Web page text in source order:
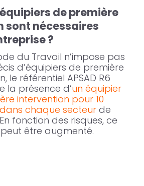
de première
sont nécessaires
?
du Travail n’impose pas
d’équipiers de première
le référentiel APSAD R6
la présence d’un équipier
intervention pour 10
chaque secteurde
fonction des risques, ce
être augmenté.